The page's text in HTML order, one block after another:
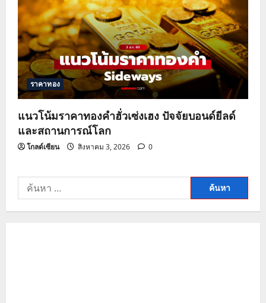
ราคาทอง
แนวโน้มราคาทองคำฮั่วเซ่งเฮง ปัจจัยบอนด์ยีลด์
และสถานการณ์โลก
โกลด์เซียน สิงหาคม 3, 2026 0
ค้นหา
สำหรับ: